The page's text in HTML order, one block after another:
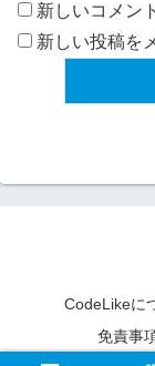
新しいコメン
新しい投稿を
CodeLikeに
免責事